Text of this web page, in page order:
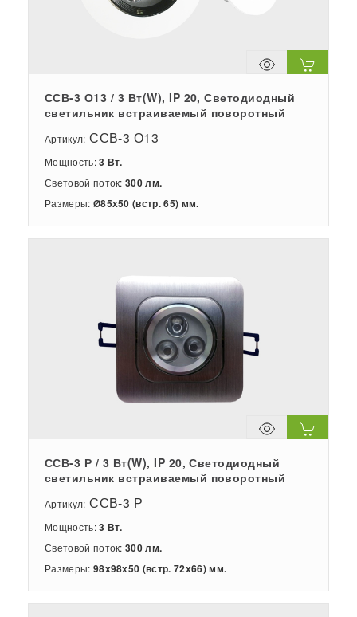
ССВ-3 О13 / 3 Вт(W), IP 20, Светодиодный
светильник встраиваемый поворотный
Артикул: ССВ-3 О13
Мощность:3 Вт.
Световой поток:300 лм.
Размеры: Ø85х50 (встр. 65) мм.
ССВ-3 Р / 3 Вт(W), IP 20, Светодиодный
светильник встраиваемый поворотный
Артикул: ССВ-3 Р
Мощность:3 Вт.
Световой поток:300 лм.
Размеры: 98x98x50 (встр. 72x66) мм.